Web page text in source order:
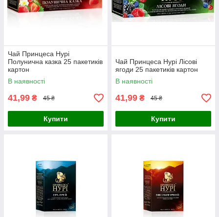
Чай Принцеса Нурі
Полунична казка 25 пакетиків
картон
В наявності
41,99 ₴ 45 ₴
Купити
Чай Принцеса Нурі Лісові
ягоди 25 пакетиків картон
В наявності
41,99 ₴ 45 ₴
Купити